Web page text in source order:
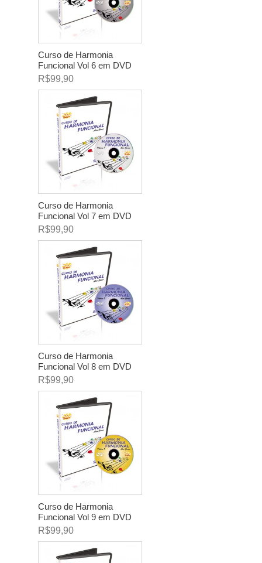
Curso de Harmonia
Funcional Vol 6 em DVD
R$99,90
Curso de Harmonia
Funcional Vol 7 em DVD
R$99,90
Curso de Harmonia
Funcional Vol 8 em DVD
R$99,90
Curso de Harmonia
Funcional Vol 9 em DVD
R$99,90